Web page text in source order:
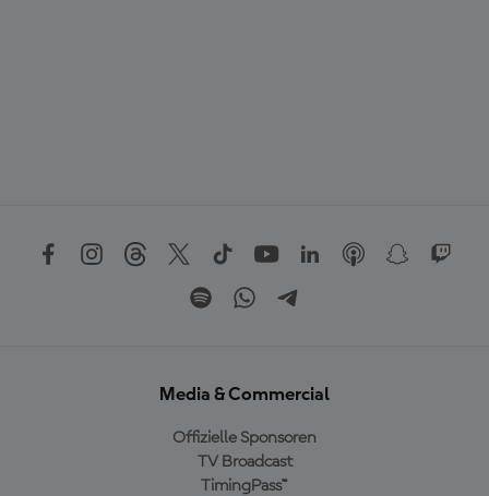
Media & Commercial
Offizielle Sponsoren
TV Broadcast
TimingPass™